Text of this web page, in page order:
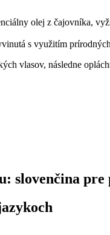
olej z čajovníka,
s využitím
vlasov, následne
slovenčina